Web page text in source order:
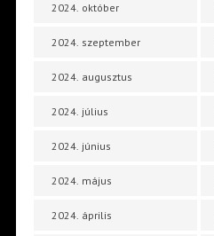
2024. október
2024. szeptember
2024. augusztus
2024. július
2024. június
2024. május
2024. április